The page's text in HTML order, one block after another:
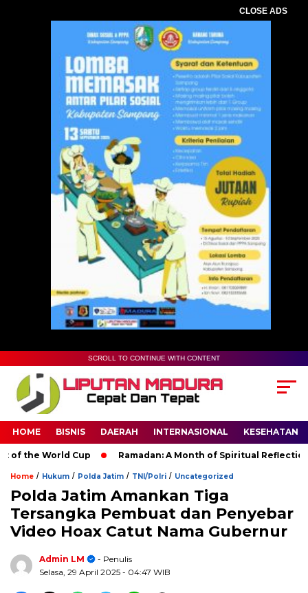
CLOSE ADS
SCROLL TO CONTINUE WITH CONTENT
HOME BISNIS DAERAH INTERNASIONAL KESEHATAN
World Cup Ramadan: A Month of Spiritual Reflection,
Home / Hukum / Polda Jatim / TNI/Polri / Uncategorized
Polda Jatim Amankan Tiga
Tersangka Pembuat dan Penyebar
Video Hoax Catut Nama Gubernur
Admin LM
- Penulis
Selasa, 29 April 2025 - 04:47 WIB